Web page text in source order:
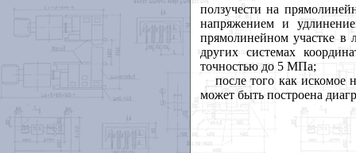
ползучести на
напряжением и
прямолинейном участке в
других системах
точностью до 5 МПа;
после того как искомое
может быть построена